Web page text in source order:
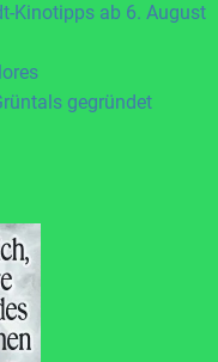
Kinotipps ab 6. August
gegründet